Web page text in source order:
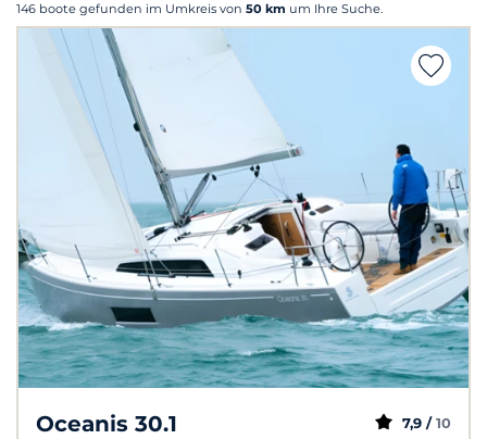
146 boote gefunden im Umkreis von 50 km um Ihre Suche.
Oceanis 30.1 7,9 / 10